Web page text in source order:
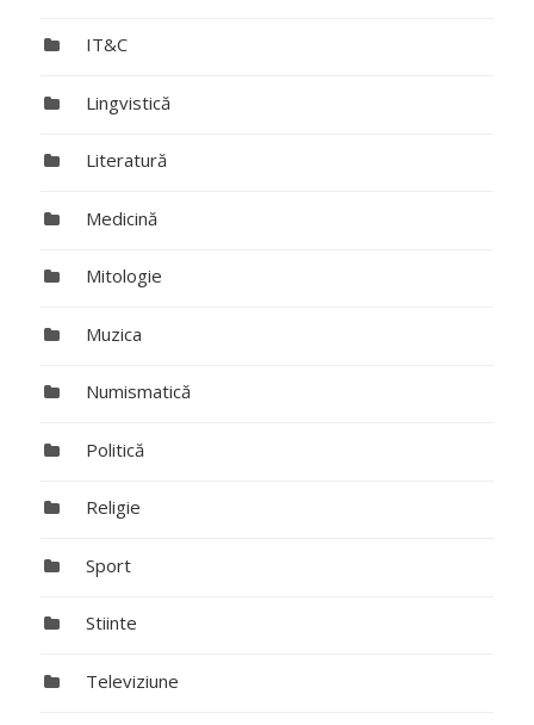
IT&C
Lingvistică
Literatură
Medicină
Mitologie
Muzica
Numismatică
Politică
Religie
Sport
Stiinte
Televiziune